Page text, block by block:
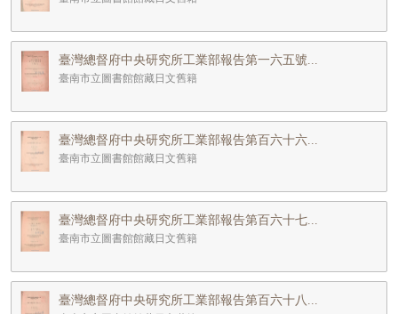
臺灣總督府中央研究所工業部報告第一六五號...
臺南市立圖書館館藏日文舊籍
臺灣總督府中央研究所工業部報告第百六十六...
臺南市立圖書館館藏日文舊籍
臺灣總督府中央研究所工業部報告第百六十七...
臺南市立圖書館館藏日文舊籍
臺灣總督府中央研究所工業部報告第百六十八...